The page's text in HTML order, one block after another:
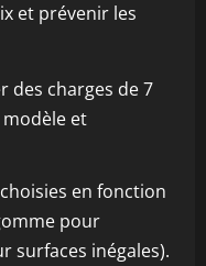
et prévenir les
des charges de 7
modèle et
en fonction
pour
surfaces inégales).